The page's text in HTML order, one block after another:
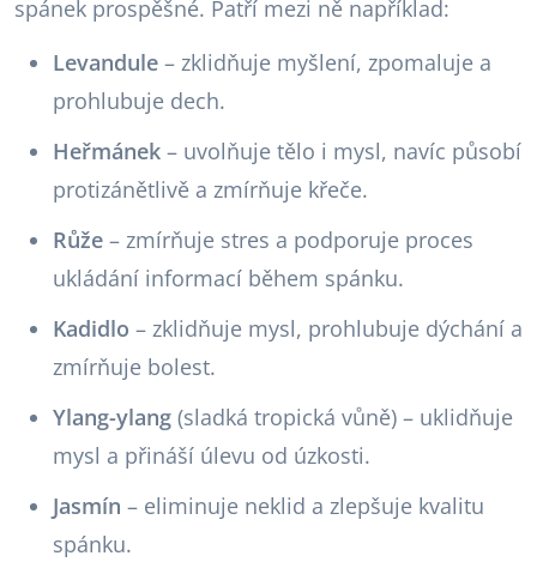
spánek prospěšné. Patří mezi ně například:
Levandule – zklidňuje myšlení, zpomaluje a
prohlubuje dech.
Heřmánek – uvolňuje tělo i mysl, navíc působí
protizánětlivě a zmírňuje křeče.
Růže – zmírňuje stres a podporuje proces
ukládání informací během spánku.
Kadidlo – zklidňuje mysl, prohlubuje dýchání a
zmírňuje bolest.
Ylang-ylang (sladká tropická vůně) – uklidňuje
mysl a přináší úlevu od úzkosti.
Jasmín – eliminuje neklid a zlepšuje kvalitu
spánku.